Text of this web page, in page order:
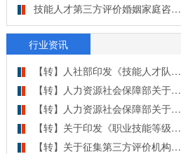
技能人才第三方评价婚姻家庭咨…
行业资讯
【转】人社部印发《技能人才队…
【转】人力资源社会保障部关于…
【转】人力资源社会保障部关于…
【转】关于印发《职业技能等级…
【转】关于征集第三方评价机构…